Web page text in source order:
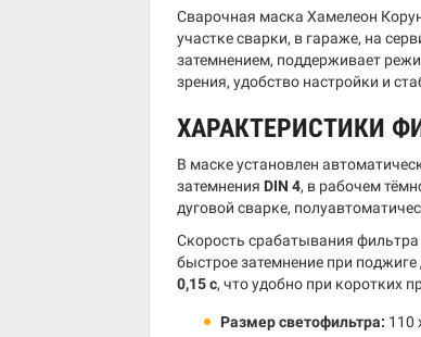
Сварочная маска Хамелеон
участке сварки, в гараже, на
затемнением, поддерживает
зрения, удобство настройки и
ХАРАКТЕРИСТИКИ
В маске установлен
затемнения DIN 4, в рабочем
дуговой сварке,
Скорость срабатывания фильтра
быстрое затемнение при
0,15 с, что удобно при коротких
Размер светофильтра: 110